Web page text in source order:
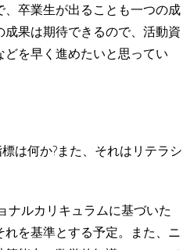
卒業生が出ることも一つの成
果は期待できるので、 活動資
を早く進めたいと思ってい
は何か?また、それはリテラシ
ナルカリキュラムに基づいた
を基準とする予定。また、ニ